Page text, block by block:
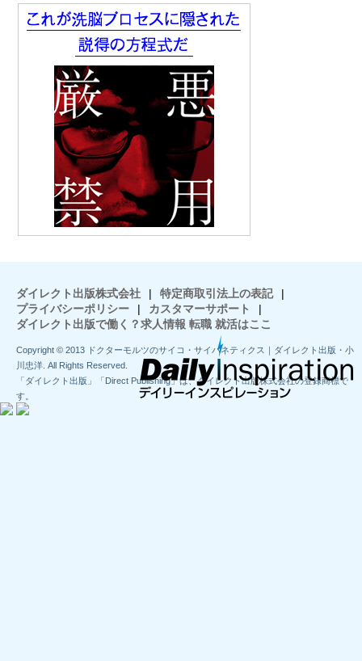
ダイレクト出版株式会社 | 特定商取引法上の表記
|
プライバシーポリシー
| カスタマーサポート
|
ダイレクト出版で働く？求人情報 転職 就活はここ
Copyright © 2013 ドクターモルツのサイコ・サイバネティクス｜ダイレクト出版・小
川忠洋. All Rights Reserved.
「ダイレクト出版」「Direct Publishing」は、ダイレクト出版株式会社の登録商標で
す。